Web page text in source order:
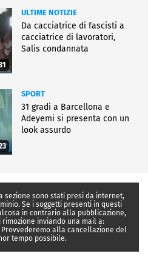
ULTIME NOTIZIE
Da cacciatrice di fascisti a
cacciatrice di lavoratori,
Salis condannata
SPORT
31 gradi a Barcellona e
Adeyemi si presenta con un
look assurdo
sezione sono stati presi da internet,
Se i soggetti presenti in questi
in contrario alla pubblicazione,
inviando una mail a:
Provvederemo alla cancellazione del
tempo possibile.